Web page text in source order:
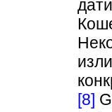
[8]